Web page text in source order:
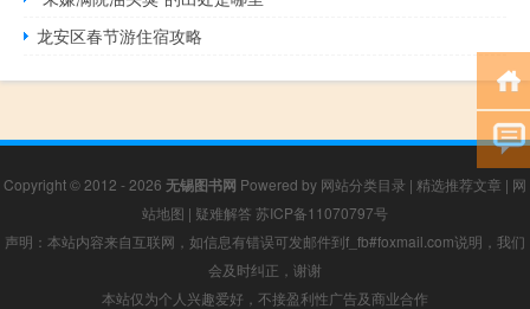
龙安区春节游住宿攻略
Copyright © 2012 - 2026 无锡图书网 Powered by 网站分类目录 | 精选推荐文章 | 网
站地图 | 疑难解答 苏ICP备11070797号
声明：本站内容来自互联网，如信息有错误可发邮件到f_fb#foxmail.com说明，我们
会及时纠正，谢谢
本站仅为个人兴趣爱好，不接盈利性广告及商业合作